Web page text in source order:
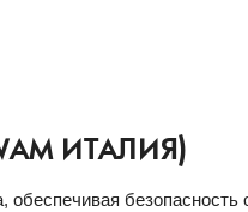
ИТАЛИЯ)
безопасность